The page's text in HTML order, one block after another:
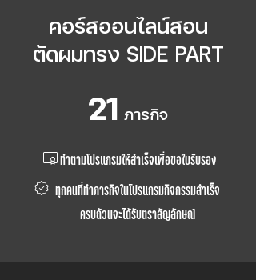
คอร์สออนไลน์สอน
ตัดผมทรง SIDE PART
21 ภารกิจ
ทำตามโปรแกรมให้สำเร็จเพื่อขอใบรับรอง
ทุกคนที่ทำภารกิจในโปรแกรมกิจกรรมสำเร็จ
ครบถ้วนจะได้รับตราสัญลักษณ์